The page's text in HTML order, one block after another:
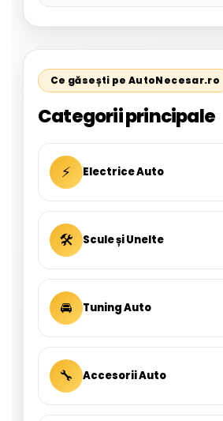
Ce găsești pe AutoNecesar.ro
Categorii principale
⚡ Electrice Auto
🛠 Scule și Unelte
🚘 Tuning Auto
🔧 Accesorii Auto